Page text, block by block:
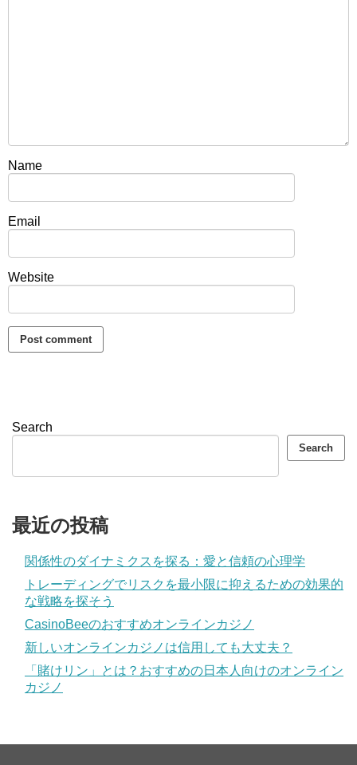
Name
Email
Website
Search
Search
最近の投稿
関係性のダイナミクスを探る：愛と信頼の心理学
トレーディングでリスクを最小限に抑えるための効果的
な戦略を探そう
CasinoBeeのおすすめオンラインカジノ
新しいオンラインカジノは信用しても大丈夫？
「賭けリン」とは？おすすめの日本人向けのオンライン
カジノ